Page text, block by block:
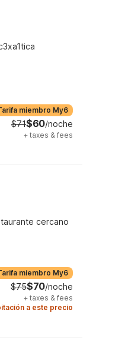
miembro My6
$71$60/noche
+ taxes & fees
cercano
miembro My6
$75$70/noche
+ taxes & fees
a este precio